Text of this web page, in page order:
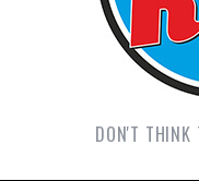
DON'T THINK